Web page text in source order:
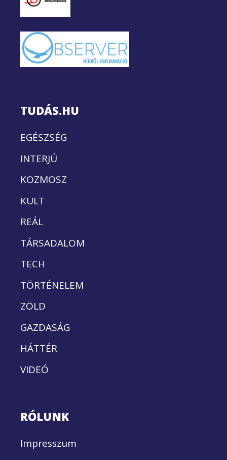
TUDÁS.HU
EGÉSZSÉG
INTERJÚ
KOZMOSZ
KULT
REÁL
TÁRSADALOM
TECH
TÖRTÉNELEM
ZÖLD
GAZDASÁG
HÁTTÉR
VIDEÓ
RÓLUNK
Impresszum